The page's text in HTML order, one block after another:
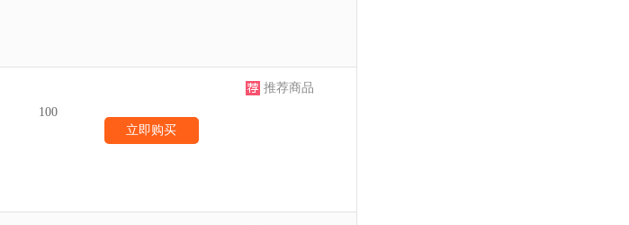
100
立即购买
推荐商品